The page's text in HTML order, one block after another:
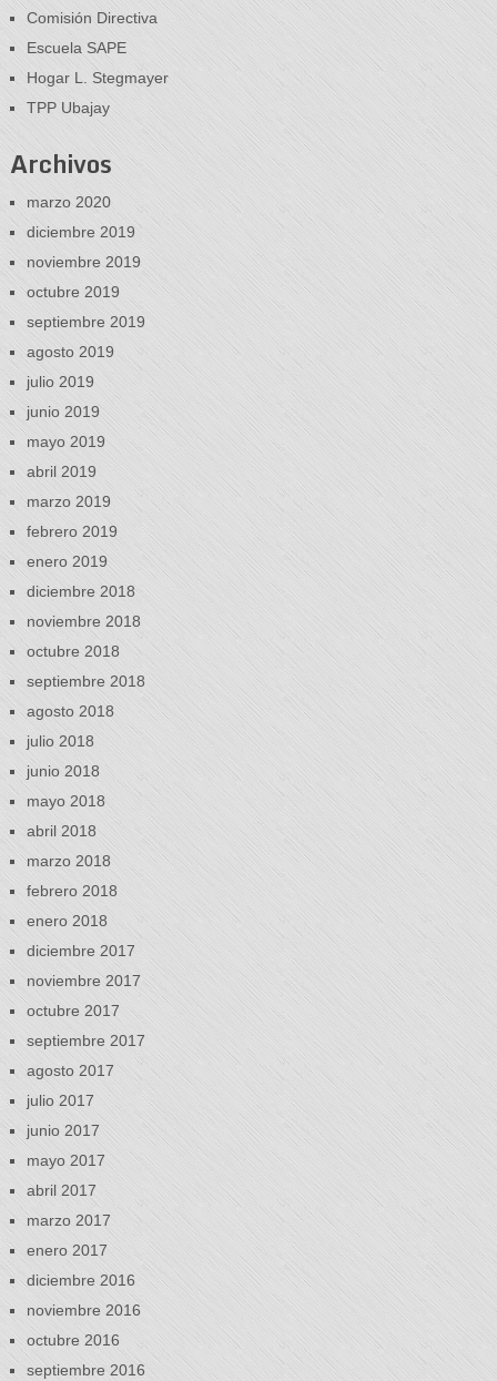
Comisión Directiva
Escuela SAPE
Hogar L. Stegmayer
TPP Ubajay
Archivos
marzo 2020
diciembre 2019
noviembre 2019
octubre 2019
septiembre 2019
agosto 2019
julio 2019
junio 2019
mayo 2019
abril 2019
marzo 2019
febrero 2019
enero 2019
diciembre 2018
noviembre 2018
octubre 2018
septiembre 2018
agosto 2018
julio 2018
junio 2018
mayo 2018
abril 2018
marzo 2018
febrero 2018
enero 2018
diciembre 2017
noviembre 2017
octubre 2017
septiembre 2017
agosto 2017
julio 2017
junio 2017
mayo 2017
abril 2017
marzo 2017
enero 2017
diciembre 2016
noviembre 2016
octubre 2016
septiembre 2016